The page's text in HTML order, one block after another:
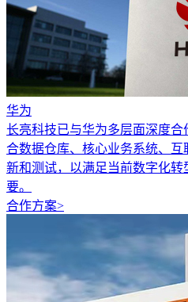
华为
长亮科技已与华为多层面深度
合数据仓库、核心业务系统、互
新和测试，以满足当前数字化
要。
合作方案>